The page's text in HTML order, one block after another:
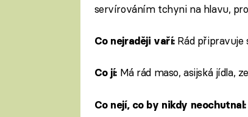
servírováním tchyni na hlavu,
Co nejraději vaří:Rád připravuje
Co jí:Má rád maso, asijská jídla,
Co nejí, co by nikdy neochutnal: